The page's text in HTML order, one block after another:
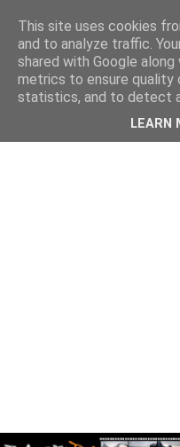
This site uses cookies
and to analyze traffic.
shared with Google
metrics to ensure quality
statistics, and to detect
LEARN